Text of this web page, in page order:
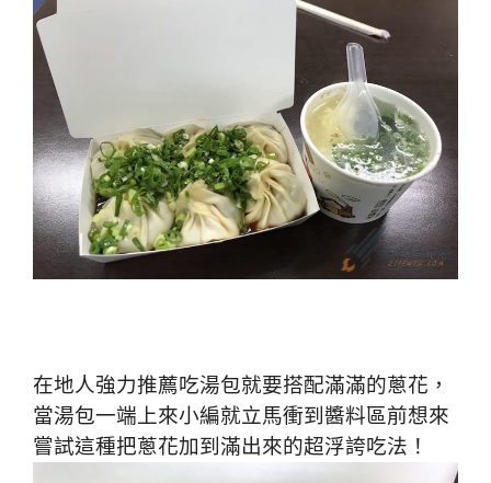
在地人強力推薦吃湯包就要搭配滿滿的蔥花，
當湯包一端上來小編就立馬衝到醬料區前想來
嘗試這種把蔥花加到滿出來的超浮誇吃法！